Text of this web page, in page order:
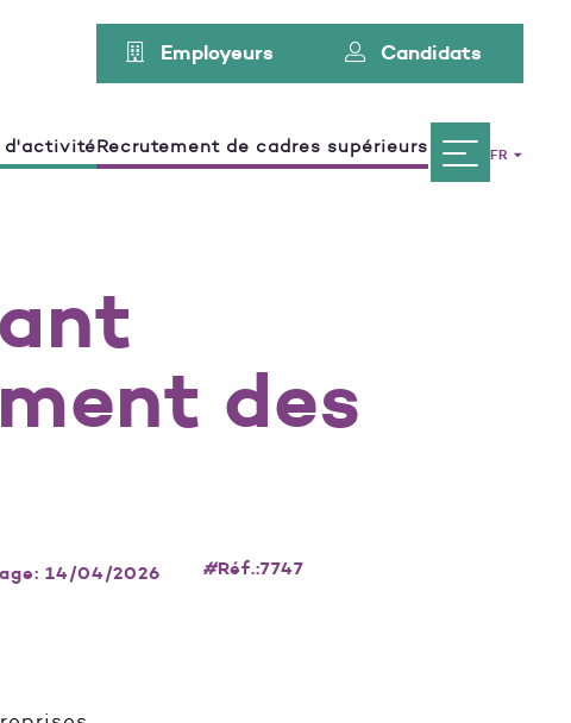
Employeurs Candidats
d'activitéRecrutement de cadres supérieurs FR
des
14/04/2026 #Réf.:7747